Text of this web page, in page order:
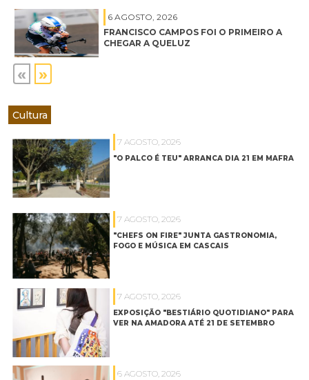
6 AGOSTO, 2026
FRANCISCO CAMPOS FOI O PRIMEIRO A
CHEGAR A QUELUZ
« »
Cultura
7 AGOSTO, 2026
"O PALCO É TEU" ARRANCA DIA 21 EM MAFRA
7 AGOSTO, 2026
"CHEFS ON FIRE" JUNTA GASTRONOMIA,
FOGO E MÚSICA EM CASCAIS
7 AGOSTO, 2026
EXPOSIÇÃO "BESTIÁRIO QUOTIDIANO" PARA
VER NA AMADORA ATÉ 21 DE SETEMBRO
6 AGOSTO, 2026